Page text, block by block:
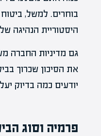
בוחרים. למשל,
היסטוריית הנהיגה
גם מדיניות החברה
את הסיכון שכרוך
יודעים כמה בדיוק
פרמיה וסוג